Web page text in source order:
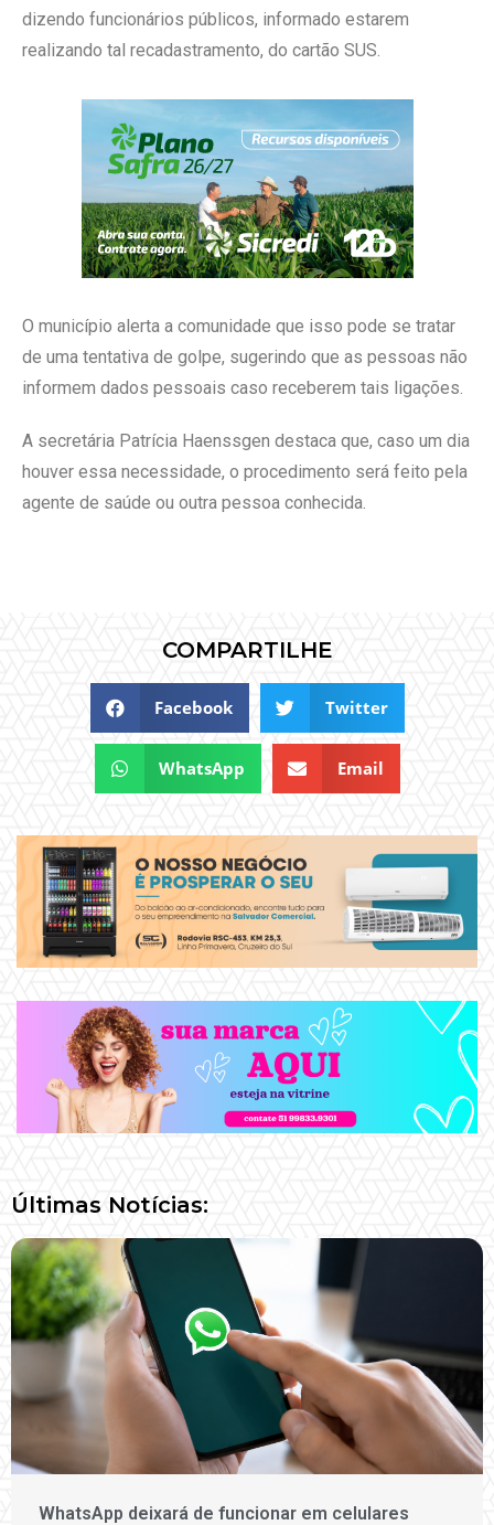
dizendo funcionários públicos, informado estarem
realizando tal recadastramento, do cartão SUS.
O município alerta a comunidade que isso pode se tratar
de uma tentativa de golpe, sugerindo que as pessoas não
informem dados pessoais caso receberem tais ligações.
A secretária Patrícia Haenssgen destaca que, caso um dia
houver essa necessidade, o procedimento será feito pela
agente de saúde ou outra pessoa conhecida.
COMPARTILHE
Facebook Twitter
WhatsApp Email
Últimas Notícias:
WhatsApp deixará de funcionar em celulares